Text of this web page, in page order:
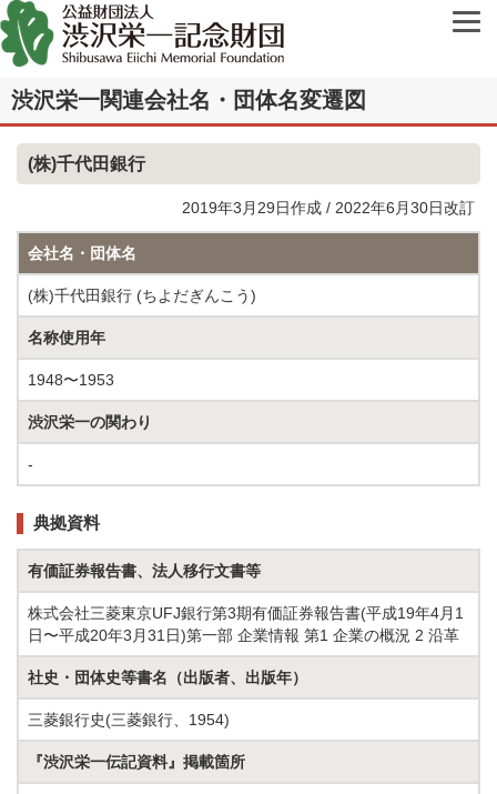
渋沢栄一関連会社名・団体名変遷図
(株)千代田銀行
2019年3月29日作成 / 2022年6月30日改訂
会社名・団体名
(株)千代田銀行 (ちよだぎんこう)
名称使用年
1948〜1953
渋沢栄一の関わり
-
典拠資料
有価証券報告書、法人移行文書等
株式会社三菱東京UFJ銀行第3期有価証券報告書(平成19年4月1
日〜平成20年3月31日)第一部 企業情報 第1 企業の概況 2 沿革
社史・団体史等書名（出版者、出版年）
三菱銀行史(三菱銀行、1954)
『渋沢栄一伝記資料』掲載箇所